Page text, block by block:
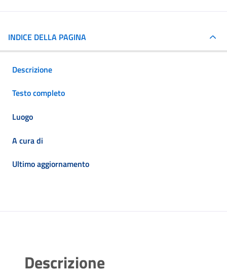
INDICE DELLA PAGINA
Descrizione
Testo completo
Luogo
A cura di
Ultimo aggiornamento
Descrizione